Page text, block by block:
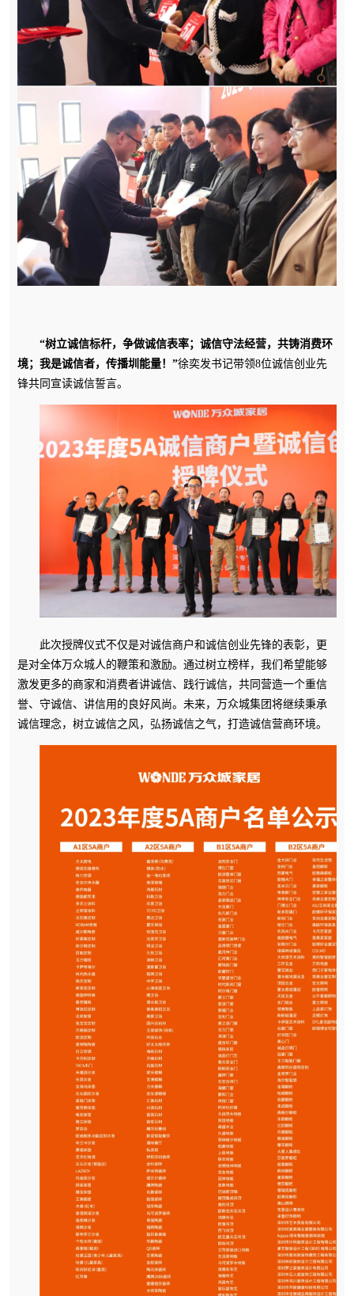
“树立诚信标杆，争做诚信表率；诚信守法经营，共铸消费环
境；我是诚信者，传播圳能量！”徐奕发书记带领8位诚信创业先
锋共同宣读诚信誓言。
此次授牌仪式不仅是对诚信商户和诚信创业先锋的表彰，更
是对全体万众城人的鞭策和激励。通过树立榜样，我们希望能够
激发更多的商家和消费者讲诚信、践行诚信，共同营造一个重信
誉、守诚信、讲信用的良好风尚。未来，万众城集团将继续秉承
诚信理念，树立诚信之风，弘扬诚信之气，打造诚信营商环境。